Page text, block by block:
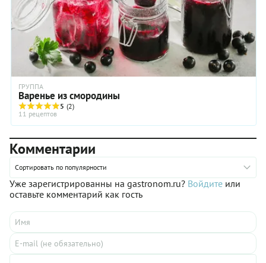
протертую с сахаром в ней. Тогда сократите его количество
вполовину.
ГРУППА
Варенье из смородины
5 (2)
11 рецептов
Комментарии
Сортировать по популярности
Уже зарегистрированны на gastronom.ru? Войдите или
оставьте комментарий как гость